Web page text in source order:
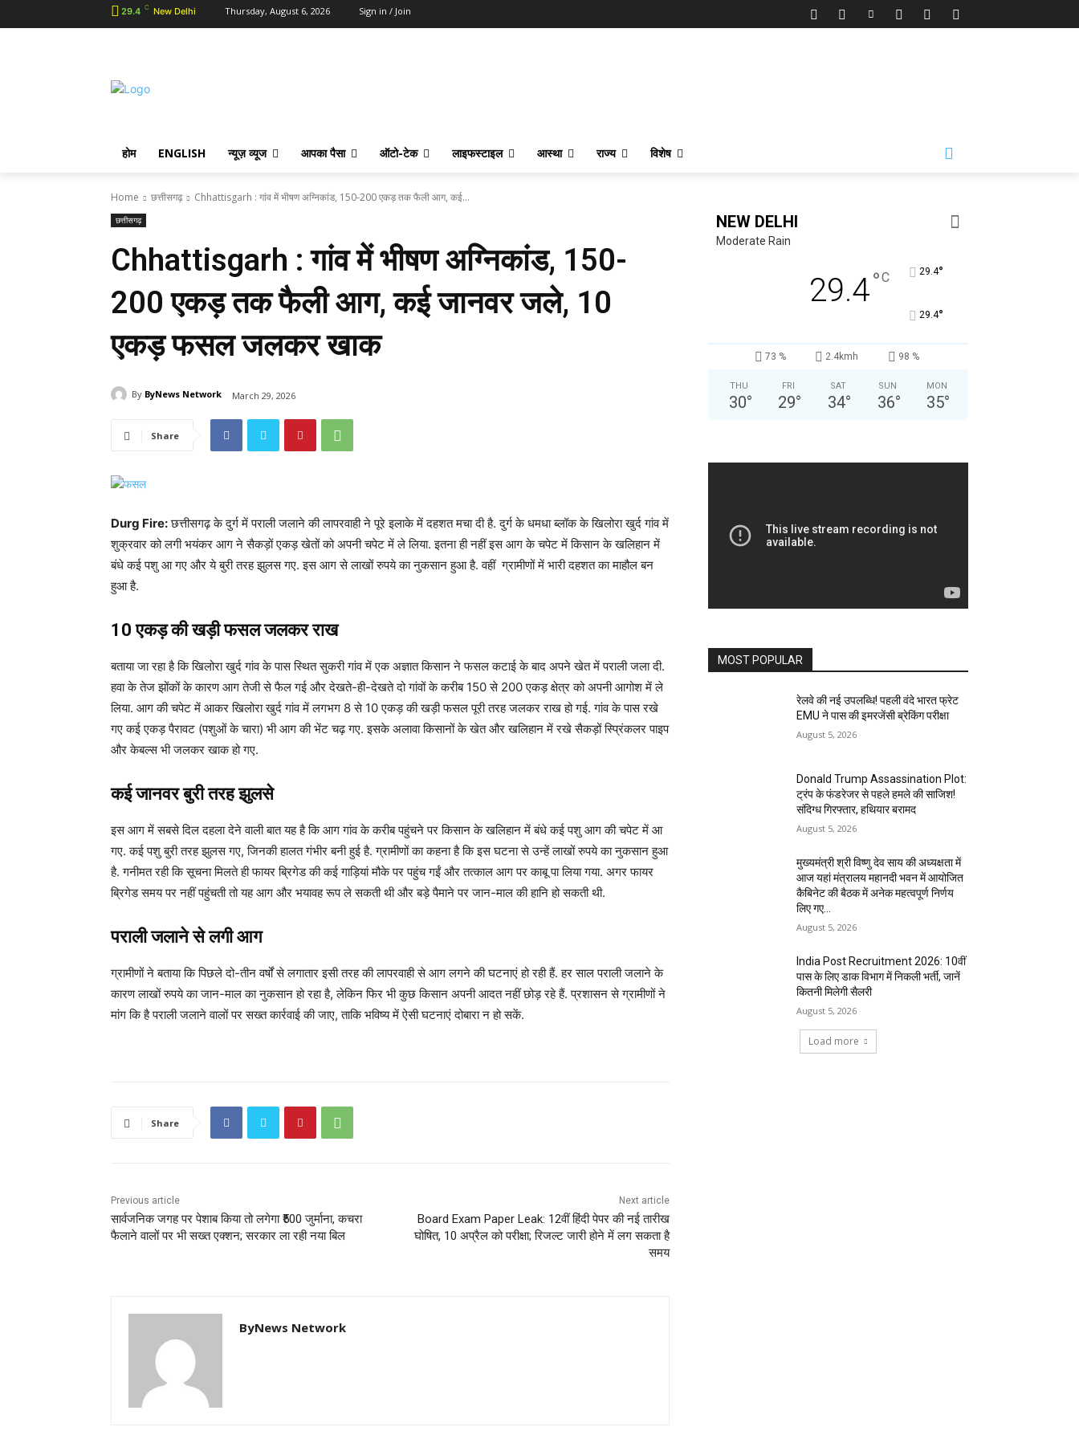
29.4 C New Delhi Thursday, August 6, 2026 Sign in / Join
होम ENGLISH न्यूज़ व्यूज आपका पैसा ऑटो-टेक लाइफस्टाइल आस्था राज्य विशेष
Home छत्तीसगढ़ Chhattisgarh : गांव में भीषण अग्निकांड, 150-200 एकड़ तक फैली आग, कई...
छत्तीसगढ़
Chhattisgarh : गांव में भीषण अग्निकांड, 150-
200 एकड़ तक फैली आग, कई जानवर जले, 10
एकड़ फसल जलकर खाक
By ByNews Network March 29, 2026
Share
Durg Fire:छत्तीसगढ़ के दुर्ग में पराली जलाने की लापरवाही ने पूरे इलाके में दहशत मचा दी है. दुर्ग के धमधा ब्लॉक के खिलोरा खुर्द गांव में
शुक्रवार को लगी भयंकर आग ने सैकड़ों एकड़ खेतों को अपनी चपेट में ले लिया. इतना ही नहीं इस आग के चपेट में किसान के खलिहान में
बंधे कई पशु आ गए और ये बुरी तरह झुलस गए. इस आग से लाखों रुपये का नुकसान हुआ है. वहीं ग्रामीणों में भारी दहशत का माहौल बन
हुआ है.
10 एकड़ की खड़ी फसल जलकर राख
बताया जा रहा है कि खिलोरा खुर्द गांव के पास स्थित सुकरी गांव में एक अज्ञात किसान ने फसल कटाई के बाद अपने खेत में पराली जला दी.
हवा के तेज झोंकों के कारण आग तेजी से फैल गई और देखते-ही-देखते दो गांवों के करीब 150 से 200 एकड़ क्षेत्र को अपनी आगोश में ले
लिया. आग की चपेट में आकर खिलोरा खुर्द गांव में लगभग 8 से 10 एकड़ की खड़ी फसल पूरी तरह जलकर राख हो गई. गांव के पास रखे
गए कई एकड़ पैरावट (पशुओं के चारा) भी आग की भेंट चढ़ गए. इसके अलावा किसानों के खेत और खलिहान में रखे सैकड़ों स्प्रिंकलर पाइप
और केबल्स भी जलकर खाक हो गए.
कई जानवर बुरी तरह झुलसे
इस आग में सबसे दिल दहला देने वाली बात यह है कि आग गांव के करीब पहुंचने पर किसान के खलिहान में बंधे कई पशु आग की चपेट में आ
गए. कई पशु बुरी तरह झुलस गए, जिनकी हालत गंभीर बनी हुई है. ग्रामीणों का कहना है कि इस घटना से उन्हें लाखों रुपये का नुकसान हुआ
है. गनीमत रही कि सूचना मिलते ही फायर ब्रिगेड की कई गाड़ियां मौके पर पहुंच गईं और तत्काल आग पर काबू पा लिया गया. अगर फायर
ब्रिगेड समय पर नहीं पहुंचती तो यह आग और भयावह रूप ले सकती थी और बड़े पैमाने पर जान-माल की हानि हो सकती थी.
पराली जलाने से लगी आग
ग्रामीणों ने बताया कि पिछले दो-तीन वर्षों से लगातार इसी तरह की लापरवाही से आग लगने की घटनाएं हो रही हैं. हर साल पराली जलाने के
कारण लाखों रुपये का जान-माल का नुकसान हो रहा है, लेकिन फिर भी कुछ किसान अपनी आदत नहीं छोड़ रहे हैं. प्रशासन से ग्रामीणों ने
मांग कि है पराली जलाने वालों पर सख्त कार्रवाई की जाए, ताकि भविष्य में ऐसी घटनाएं दोबारा न हो सकें.
Share
Previous article
सार्वजनिक जगह पर पेशाब किया तो लगेगा ₹500 जुर्माना, कचरा
फैलाने वालों पर भी सख्त एक्शन; सरकार ला रही नया बिल
Next article
Board Exam Paper Leak: 12वीं हिंदी पेपर की नई तारीख
घोषित, 10 अप्रैल को परीक्षा; रिजल्ट जारी होने में लग सकता है
समय
ByNews Network
NEW DELHI
Moderate Rain
29.4°C 29.4°
29.4°
73 % 2.4kmh 98 %
THU
30°
FRI
29°
SAT
34°
SUN
36°
MON
35°
MOST POPULAR
रेलवे की नई उपलब्धि! पहली वंदे भारत फ्रेट
EMU ने पास की इमरजेंसी ब्रेकिंग परीक्षा
August 5, 2026
Donald Trump Assassination Plot:
ट्रंप के फंडरेजर से पहले हमले की साजिश!
संदिग्ध गिरफ्तार, हथियार बरामद
August 5, 2026
मुख्यमंत्री श्री विष्णु देव साय की अध्यक्षता में
आज यहां मंत्रालय महानदी भवन में आयोजित
कैबिनेट की बैठक में अनेक महत्वपूर्ण निर्णय
लिए गए...
August 5, 2026
India Post Recruitment 2026: 10वीं
पास के लिए डाक विभाग में निकली भर्ती, जानें
कितनी मिलेगी सैलरी
August 5, 2026
Load more